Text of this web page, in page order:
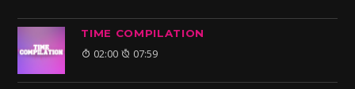
TIME COMPILATION
02:00 07:59